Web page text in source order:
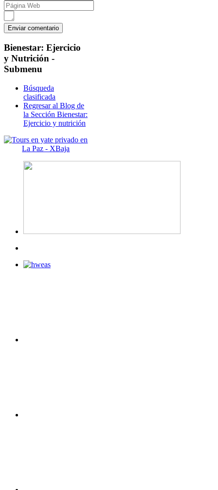
Bienestar: Ejercicio
y Nutrición -
Submenu
Búsqueda
clasificada
Regresar al Blog de
la Sección Bienestar:
Ejercicio y nutrición